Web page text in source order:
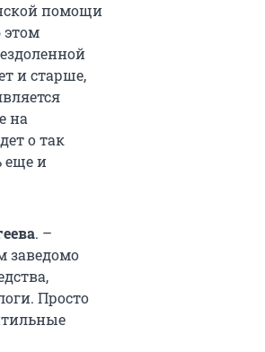
помощи
этом
и старше,
на
о так
еще и
. –
заведомо
Просто